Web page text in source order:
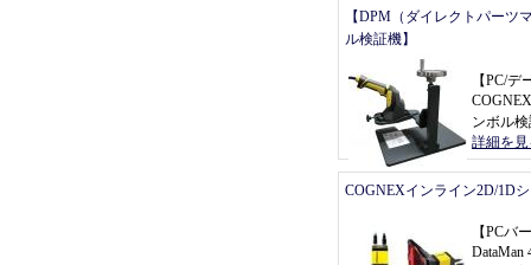
【DPM（ダイレクトパーツ
ル検証機】
【PC/デ
ンボル
詳細を
COGNEXインライン2D/1D
【PCバ